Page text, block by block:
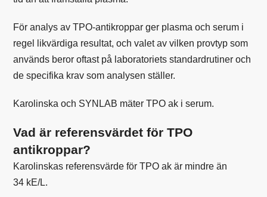
För analys av TPO-antikroppar ger plasma och serum i
regel likvärdiga resultat, och valet av vilken provtyp som
används beror oftast på laboratoriets standardrutiner och
de specifika krav som analysen ställer.
Karolinska och SYNLAB mäter TPO ak i serum.
Vad är referensvärdet för TPO
antikroppar?
Karolinskas referensvärde för TPO ak är mindre än
34 kE/L.